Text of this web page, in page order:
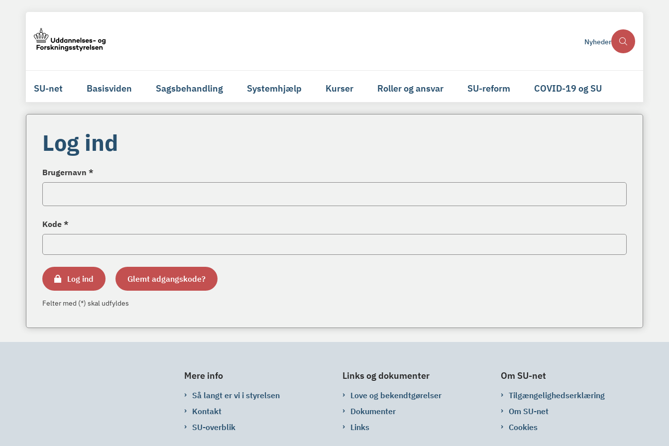
Nyheder
SU-net Basisviden Sagsbehandling Systemhjælp Kurser Roller og ansvar SU-reform COVID-19 og SU
Log ind
Brugernavn *
Kode *
Log ind Glemt adgangskode?
Felter med (*) skal udfyldes
Mere info
Så langt er vi i styrelsen
Kontakt
SU-overblik
Links og dokumenter
Love og bekendtgørelser
Dokumenter
Links
Om SU-net
Tilgængelighedserklæring
Om SU-net
Cookies